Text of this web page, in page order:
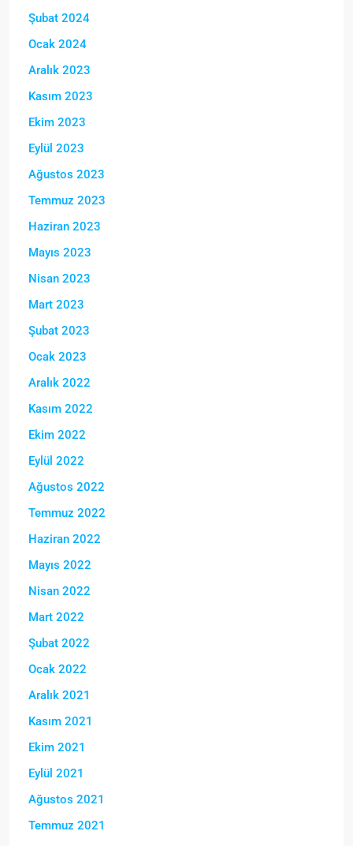
Şubat 2024
Ocak 2024
Aralık 2023
Kasım 2023
Ekim 2023
Eylül 2023
Ağustos 2023
Temmuz 2023
Haziran 2023
Mayıs 2023
Nisan 2023
Mart 2023
Şubat 2023
Ocak 2023
Aralık 2022
Kasım 2022
Ekim 2022
Eylül 2022
Ağustos 2022
Temmuz 2022
Haziran 2022
Mayıs 2022
Nisan 2022
Mart 2022
Şubat 2022
Ocak 2022
Aralık 2021
Kasım 2021
Ekim 2021
Eylül 2021
Ağustos 2021
Temmuz 2021